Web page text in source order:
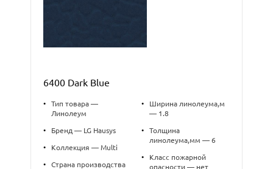
6400 Dark Blue
•
Тип товара —
Линолеум
• Бренд — LG Hausys
• Коллекция — Multi
•
Страна производства
•
Ширина линолеума,м
— 1.8
•
Толщина
линолеума,мм — 6
•
Класс пожарной
опасности — нет